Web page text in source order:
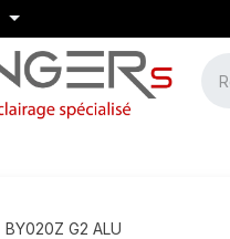
BY020Z G2 ALU